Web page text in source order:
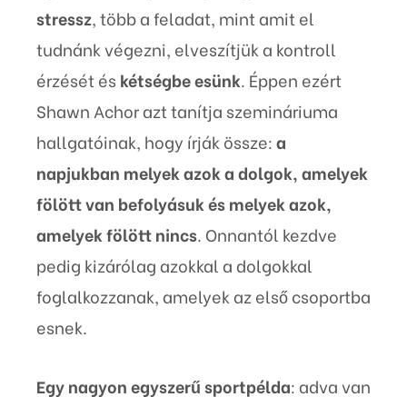
stressz, több a feladat, mint amit el
tudnánk végezni, elveszítjük a kontroll
érzését és kétségbe esünk. Éppen ezért
Shawn Achor azt tanítja szemináriuma
hallgatóinak, hogy írják össze:a
napjukban melyek azok a dolgok, amelyek
fölött van befolyásuk és melyek azok,
amelyek fölött nincs. Onnantól kezdve
pedig kizárólag azokkal a dolgokkal
foglalkozzanak, amelyek az első csoportba
esnek.
Egy nagyon egyszerű sportpélda: adva van